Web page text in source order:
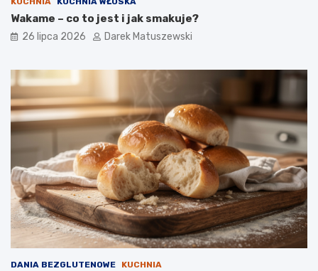
Wakame – co to jest i jak smakuje?
26 lipca 2026 Darek Matuszewski
DANIA BEZGLUTENOWE KUCHNIA